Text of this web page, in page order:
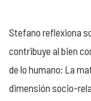
Stefano reflexiona
contribuye al bien
de lo humano: La
dimensión socio-